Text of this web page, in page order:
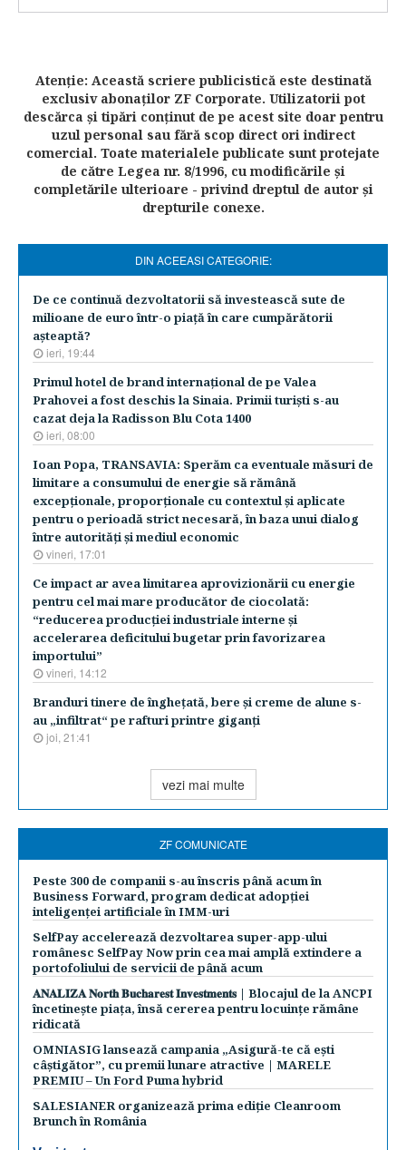
Atenţie: Această scriere publicistică este destinată
exclusiv abonaţilor ZF Corporate. Utilizatorii pot
descărca şi tipări conţinut de pe acest site doar pentru
uzul personal sau fără scop direct ori indirect
comercial. Toate materialele publicate sunt protejate
de către Legea nr. 8/1996, cu modificările şi
completările ulterioare - privind dreptul de autor şi
drepturile conexe.
DIN ACEEASI CATEGORIE:
De ce continuă dezvoltatorii să investească sute de
milioane de euro într-o piaţă în care cumpărătorii
aşteaptă?
ieri, 19:44
​Primul hotel de brand internaţional de pe Valea
Prahovei a fost deschis la Sinaia. Primii turişti s-au
cazat deja la Radisson Blu Cota 1400
ieri, 08:00
Ioan Popa, TRANSAVIA: Sperăm ca eventuale măsuri de
limitare a consumului de energie să rămână
excepţionale, proporţionale cu contextul şi aplicate
pentru o perioadă strict necesară, în baza unui dialog
între autorităţi şi mediul economic
vineri, 17:01
Ce impact ar avea limitarea aprovizionării cu energie
pentru cel mai mare producător de ciocolată:
“reducerea producţiei industriale interne şi
accelerarea deficitului bugetar prin favorizarea
importului”
vineri, 14:12
Branduri tinere de îngheţată, bere şi creme de alune s-
au „infiltrat“ pe rafturi printre giganţi
joi, 21:41
vezi mai multe
ZF COMUNICATE
Peste 300 de companii s-au înscris până acum în
Business Forward, program dedicat adopției
inteligenței artificiale în IMM-uri
SelfPay accelerează dezvoltarea super-app-ului
românesc SelfPay Now prin cea mai amplă extindere a
portofoliului de servicii de până acum
𝐀𝐍𝐀𝐋𝐈𝐙𝐀 𝐍𝐨𝐫𝐭𝐡 𝐁𝐮𝐜𝐡𝐚𝐫𝐞𝐬𝐭 𝐈𝐧𝐯𝐞𝐬𝐭𝐦𝐞𝐧𝐭𝐬 | Blocajul de la ANCPI
încetinește piața, însă cererea pentru locuințe rămâne
ridicată
OMNIASIG lansează campania „Asigură-te că ești
câștigător”, cu premii lunare atractive | MARELE
PREMIU – Un Ford Puma hybrid
SALESIANER organizează prima ediție Cleanroom
Brunch în România